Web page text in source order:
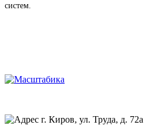
систем.
г. Киров, ул. Труда, д. 72а